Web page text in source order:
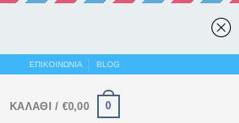
ΕΠΙΚΟΙΝΩΝΙΑ BLOG
ΚΑΛΆΘΙ / €0,00 0